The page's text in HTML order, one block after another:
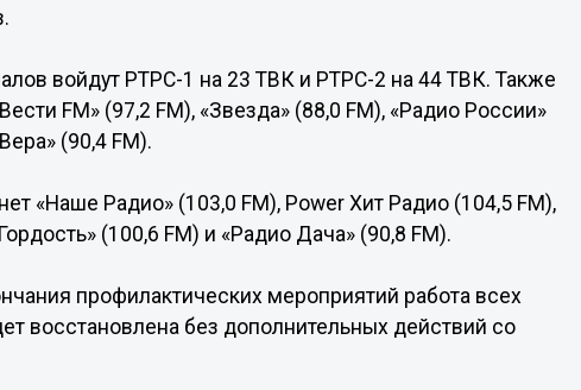
войдут РТРС-1 на 23 ТВК и РТРС-2 на 44 ТВК. Также
FM» (97,2 FM), «Звезда» (88,0 FM), «Радио России»
(90,4 FM).
«Наше Радио» (103,0 FM), Power Хит Радио (104,5 FM),
(100,6 FM) и «Радио Дача» (90,8 FM).
профилактических мероприятий работа всех
восстановлена без дополнительных действий со